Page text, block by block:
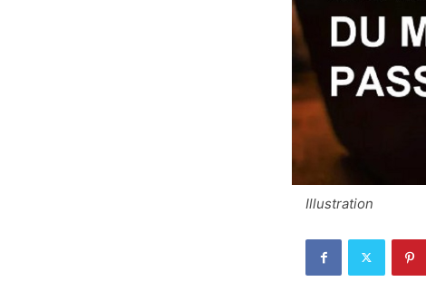
Illustration